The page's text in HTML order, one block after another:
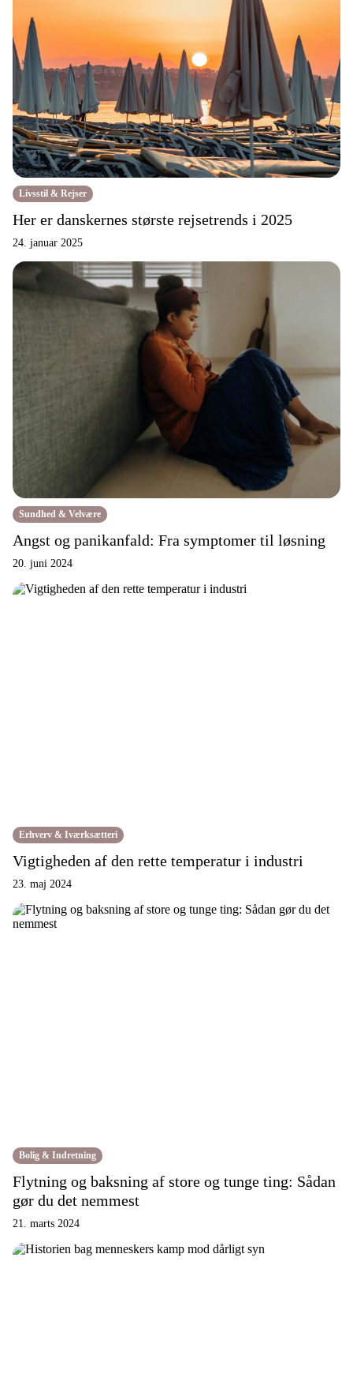
Livsstil & Rejser
Her er danskernes største rejsetrends i 2025
24. januar 2025
Sundhed & Velvære
Angst og panikanfald: Fra symptomer til løsning
20. juni 2024
Erhverv & Iværksætteri
Vigtigheden af den rette temperatur i industri
23. maj 2024
Bolig & Indretning
Flytning og baksning af store og tunge ting: Sådan
gør du det nemmest
21. marts 2024